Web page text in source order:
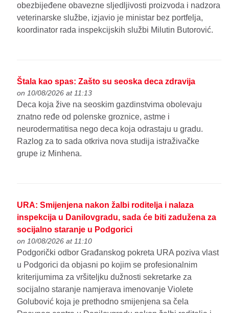
obezbijeđene obavezne sljedljivosti proizvoda i nadzora
veterinarske službe, izjavio je ministar bez portfelja,
koordinator rada inspekcijskih službi Milutin Butorović.
Štala kao spas: Zašto su seoska deca zdravija
on 10/08/2026 at 11:13
Deca koja žive na seoskim gazdinstvima obolevaju
znatno ređe od polenske groznice, astme i
neurodermatitisa nego deca koja odrastaju u gradu.
Razlog za to sada otkriva nova studija istraživačke
grupe iz Minhena.
URA: Smijenjena nakon žalbi roditelja i nalaza
inspekcija u Danilovgradu, sada će biti zadužena za
socijalno staranje u Podgorici
on 10/08/2026 at 11:10
Podgorički odbor Građanskog pokreta URA poziva vlast
u Podgorici da objasni po kojim se profesionalnim
kriterijumima za vršiteljku dužnosti sekretarke za
socijalno staranje namjerava imenovanje Violete
Golubović koja je prethodno smijenjena sa čela